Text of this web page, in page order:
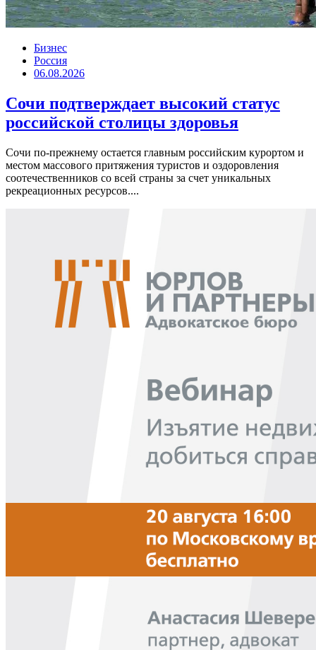
Бизнес
Россия
06.08.2026
Сочи подтверждает высокий статус
российской столицы здоровья
Сочи по-прежнему остается главным российским курортом и
местом массового притяжения туристов и оздоровления
соотечественников со всей страны за счет уникальных
рекреационных ресурсов....